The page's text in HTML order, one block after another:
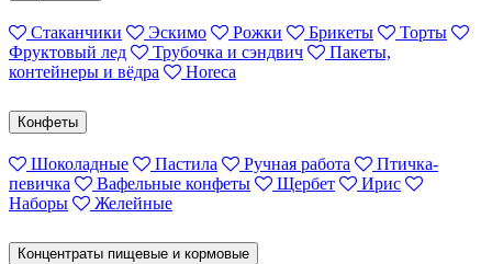
Стаканчики Эскимо Рожки Брикеты
Торты
Фруктовый лед
Трубочка и сэндвич
Пакеты,
контейнеры и вёдра
Horeca
Конфеты
Шоколадные Пастила Ручная работа
Птичка-
певичка
Вафельные конфеты Щербет
Ирис
Наборы
Желейные
Концентраты пищевые и кормовые